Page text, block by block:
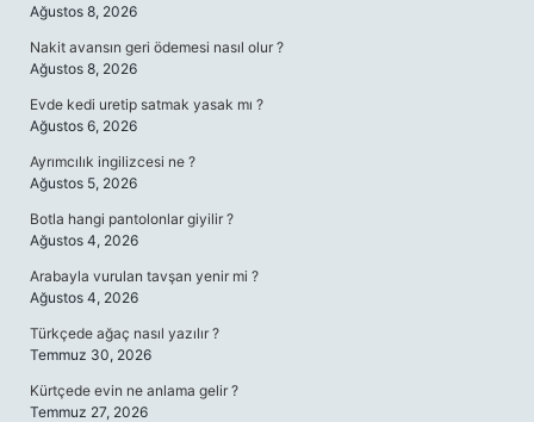
Ağustos 8, 2026
Nakit avansın geri ödemesi nasıl olur ?
Ağustos 8, 2026
Evde kedi uretip satmak yasak mı ?
Ağustos 6, 2026
Ayrımcılık ingilizcesi ne ?
Ağustos 5, 2026
Botla hangi pantolonlar giyilir ?
Ağustos 4, 2026
Arabayla vurulan tavşan yenir mi ?
Ağustos 4, 2026
Türkçede ağaç nasıl yazılır ?
Temmuz 30, 2026
Kürtçede evin ne anlama gelir ?
Temmuz 27, 2026